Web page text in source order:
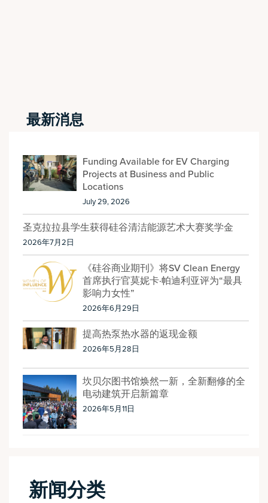
最新消息
Funding Available for EV Charging
Projects at Business and Public
Locations
July 29, 2026
圣克拉拉县学生获得硅谷清洁能源艺术大赛奖学金
2026年7月2日
《硅谷商业期刊》将SV Clean Energy
首席执行官莫妮卡·帕迪利亚评为“最具
影响力女性”
2026年6月29日
提高热泵热水器的返现金额
2026年5月28日
坎贝尔图书馆焕然一新，全新翻修的全
电动建筑开启新篇章
2026年5月11日
新闻分类